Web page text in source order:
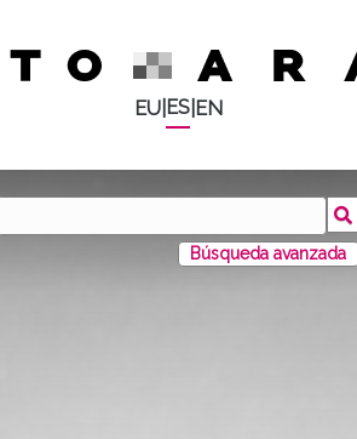
EU| ES| EN
Búsqueda avanzada